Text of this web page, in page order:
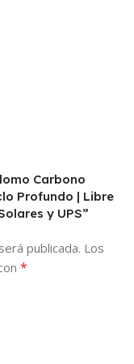
Carbono
Profundo | Libre
y UPS”
publicada. Los
*